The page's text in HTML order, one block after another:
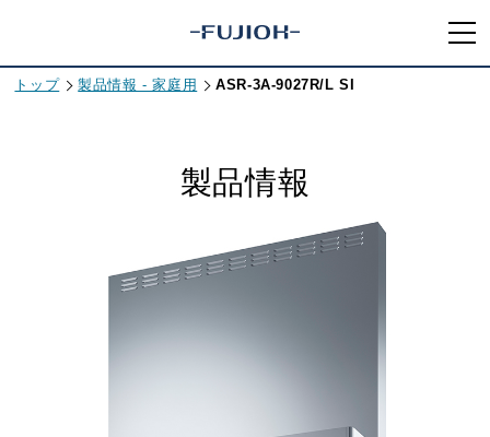
トップ 製品情報 - 家庭用 ASR-3A-9027R/L SI
製品情報